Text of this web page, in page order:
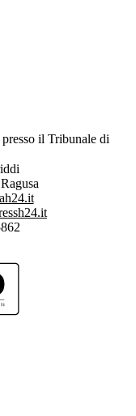
il Tribunale di